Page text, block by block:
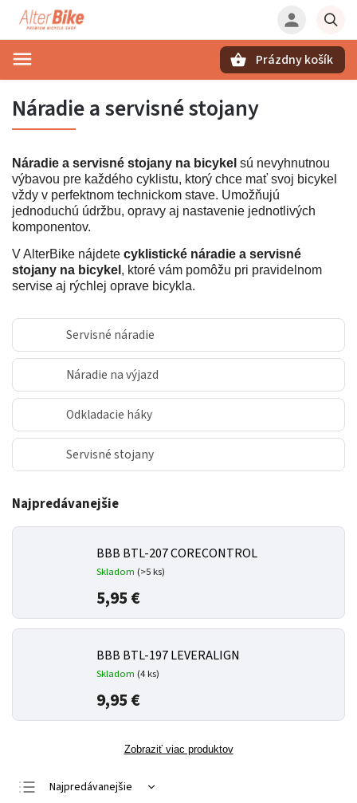
Prázdny košík
Náradie a servisné stojany
Náradie a servisné stojany na bicykel sú nevyhnutnou
výbavou pre každého cyklistu, ktorý chce mať svoj bicykel
vždy v perfektnom technickom stave. Umožňujú
jednoduchú údržbu, opravy aj nastavenie jednotlivých
komponentov.
V AlterBike nájdete cyklistické náradie a servisné
stojany na bicykel , ktoré vám pomôžu pri pravidelnom
servise aj rýchlej oprave bicykla.
Servisné náradie
Náradie na výjazd
Odkladacie háky
Servisné stojany
Najpredávanejšie
BBB BTL-207 CORECONTROL
Skladom (>5 ks)
5,95 €
BBB BTL-197 LEVERALIGN
Skladom (4 ks)
9,95 €
Zobraziť viac produktov
Najpredávanejšie